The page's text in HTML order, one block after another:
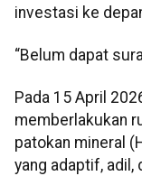
investasi ke
“Belum dapat
Pada 15 April
memberlakukan
patokan mineral
yang adaptif, adil,